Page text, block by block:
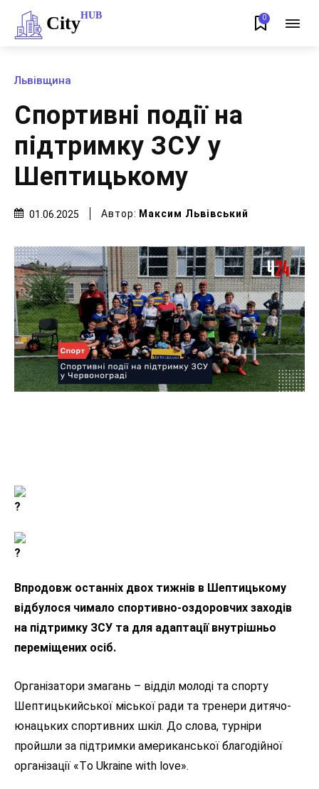
CityHUB 0
Львівщина
Спортивні події на
підтримку ЗСУ у
Шептицькому
01.06.2025 Автор: Максим Львівський
Впродовж останніх двох тижнів в Шептицькому
відбулося чимало спортивно-оздоровчих заходів
на підтримку ЗСУ та для адаптації внутрішньо
переміщених осіб.
Організатори змагань – відділ молоді та спорту
Шептицькийської міської ради та тренери дитячо-
юнацьких спортивних шкіл. До слова, турніри
пройшли за підтримки американської благодійної
організації «Тo Ukraine with love».